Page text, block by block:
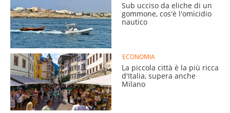
Sub ucciso da eliche di un
gommone, cos'è l'omicidio
nautico
ECONOMIA
La piccola città è la più ricca
d'Italia, supera anche
Milano